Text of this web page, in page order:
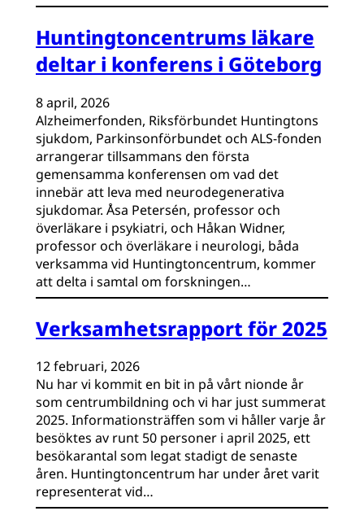
Huntingtoncentrums läkare
deltar i konferens i Göteborg
8 april, 2026
Alzheimerfonden, Riksförbundet Huntingtons
sjukdom, Parkinsonförbundet och ALS-fonden
arrangerar tillsammans den första
gemensamma konferensen om vad det
innebär att leva med neurodegenerativa
sjukdomar. Åsa Petersén, professor och
överläkare i psykiatri, och Håkan Widner,
professor och överläkare i neurologi, båda
verksamma vid Huntingtoncentrum, kommer
att delta i samtal om forskningen…
Verksamhetsrapport för 2025
12 februari, 2026
Nu har vi kommit en bit in på vårt nionde år
som centrumbildning och vi har just summerat
2025. Informationsträffen som vi håller varje år
besöktes av runt 50 personer i april 2025, ett
besökarantal som legat stadigt de senaste
åren. Huntingtoncentrum har under året varit
representerat vid…